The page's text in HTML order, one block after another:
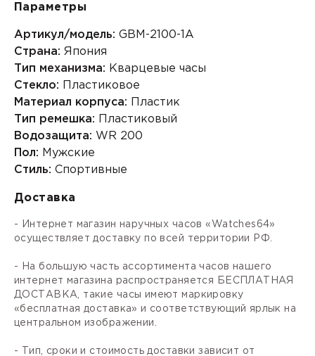
Параметры
Артикул/модель: GBM-2100-1A
Страна: Япония
Тип механизма: Кварцевые часы
Стекло: Пластиковое
Материал корпуса: Пластик
Тип ремешка: Пластиковый
Водозащита: WR 200
Пол: Мужские
Стиль: Спортивные
Доставка
- Интернет магазин наручных часов «Watches64»
осуществляет доставку по всей территории РФ.
- На большую часть ассортимента часов нашего
интернет магазина распространяется БЕСПЛАТНАЯ
ДОСТАВКА, такие часы имеют маркировку
«бесплатная доставка» и соответствующий ярлык на
центральном изображении.
- Тип, сроки и стоимость доставки зависит от